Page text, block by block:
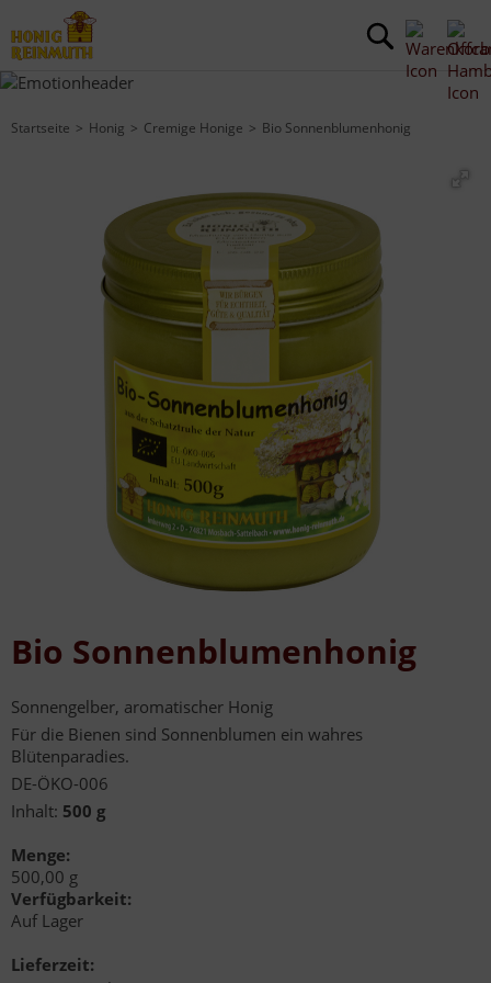
Startseite Honig Cremige Honige Bio Sonnenblumenhonig
Bio Sonnenblumenhonig
Sonnengelber, aromatischer Honig
Für die Bienen sind Sonnenblumen ein wahres
Blütenparadies.
DE-ÖKO-006
Inhalt: 500 g
Menge:
500,00 g
Verfügbarkeit:
Auf Lager
Lieferzeit: